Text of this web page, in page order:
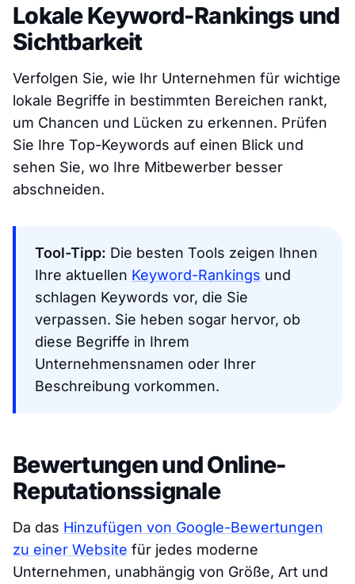
Lokale Keyword-Rankings und
Sichtbarkeit
Verfolgen Sie, wie Ihr Unternehmen für wichtige
lokale Begriffe in bestimmten Bereichen rankt,
um Chancen und Lücken zu erkennen. Prüfen
Sie Ihre Top-Keywords auf einen Blick und
sehen Sie, wo Ihre Mitbewerber besser
abschneiden.
Tool-Tipp: Die besten Tools zeigen Ihnen
Ihre aktuellen Keyword-Rankings und
schlagen Keywords vor, die Sie
verpassen. Sie heben sogar hervor, ob
diese Begriffe in Ihrem
Unternehmensnamen oder Ihrer
Beschreibung vorkommen.
Bewertungen und Online-
Reputationssignale
Da das Hinzufügen von Google-Bewertungen
zu einer Website für jedes moderne
Unternehmen, unabhängig von Größe, Art und